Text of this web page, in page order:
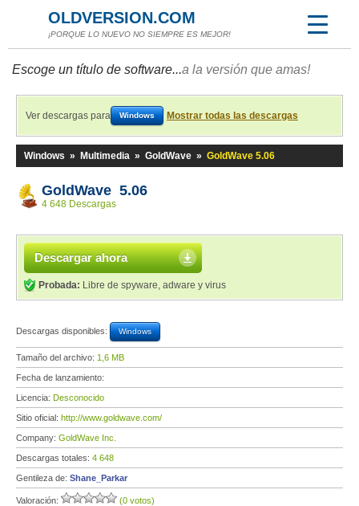
OLDVERSION.COM
¡PORQUE LO NUEVO NO SIEMPRE ES MEJOR!
Escoge un título de software...a la versión que amas!
Ver descargas para Windows Mostrar todas las descargas
Windows » Multimedia » GoldWave » GoldWave 5.06
GoldWave 5.06
4 648 Descargas
Descargar ahora
Probada: Libre de spyware, adware y virus
Descargas disponibles: Windows
Tamaño del archivo: 1,6 MB
Fecha de lanzamiento:
Licencia: Desconocido
Sitio oficial: http://www.goldwave.com/
Company: GoldWave Inc.
Descargas totales: 4 648
Gentileza de: Shane_Parkar
Valoración: (0 votos)